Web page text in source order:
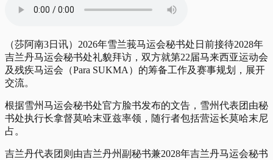
（莎阿南3日讯）2026年雪兰莪马运会秘书处日前接待2028年
吉兰丹马运会秘书处礼貌拜访，双方就第22届马来西亚运动会
及残疾马运会（Para SUKMA）的筹备工作及赛事规划，展开
交流。
根据雪州马运会秘书处官方脸书发布的文告，雪州代表团由秘
书处执行长拿督莫哈末亚兹率领，随行者包括营运长莫哈末尼
占。
吉兰丹代表团则由吉兰丹州副秘书兼2028年吉兰丹马运会秘书